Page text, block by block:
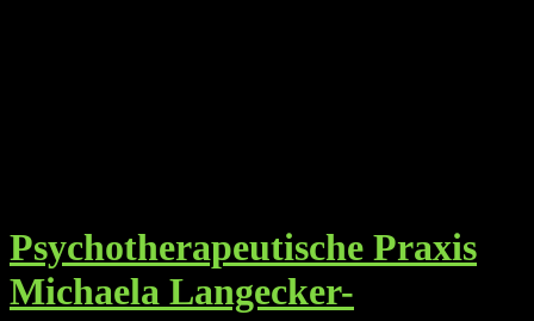
Psychotherapeutische Praxis
Michaela Langecker-